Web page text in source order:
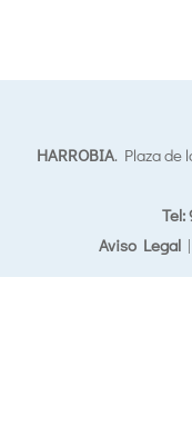
HARROBIA. Plaza de
Tel:
Aviso Legal|